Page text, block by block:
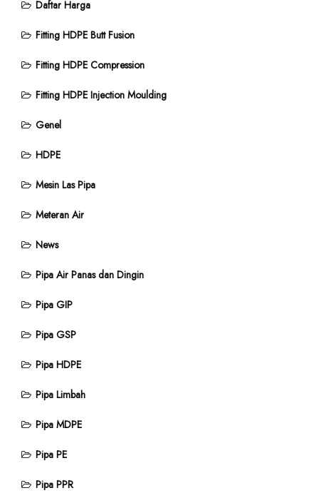
Daftar Harga
Fitting HDPE Butt Fusion
Fitting HDPE Compression
Fitting HDPE Injection Moulding
Genel
HDPE
Mesin Las Pipa
Meteran Air
News
Pipa Air Panas dan Dingin
Pipa GIP
Pipa GSP
Pipa HDPE
Pipa Limbah
Pipa MDPE
Pipa PE
Pipa PPR